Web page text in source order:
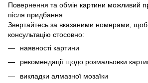
Повернення та обмін картини можливий
після придбання
Звертайтесь за вказаними номерами,
консультацію стосовно:
наявності картини
рекомендації щодо розмальовки
викладки алмазної мозаїки